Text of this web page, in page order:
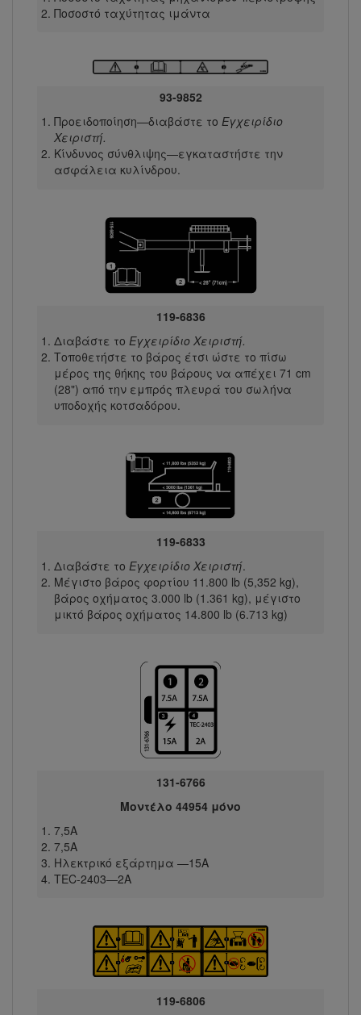
Ποσοστό ταχύτητας ιμάντα
93-9852
Προειδοποίηση—διαβάστε το Εγχειρίδιο
Χειριστή.
Κίνδυνος σύνθλιψης—εγκαταστήστε την
ασφάλεια κυλίνδρου.
119-6836
Διαβάστε το Εγχειρίδιο Χειριστή.
Τοποθετήστε το βάρος έτσι ώστε το πίσω
μέρος της θήκης του βάρους να απέχει 71 cm
(28") από την εμπρός πλευρά του σωλήνα
υποδοχής κοτσαδόρου.
119-6833
Διαβάστε το Εγχειρίδιο Χειριστή.
Μέγιστο βάρος φορτίου 11.800 lb (5,352 kg),
βάρος οχήματος 3.000 lb (1.361 kg), μέγιστο
μικτό βάρος οχήματος 14.800 lb (6.713 kg)
131-6766
Μοντέλο 44954 μόνο
7,5A
7,5A
Ηλεκτρικό εξάρτημα —15A
TEC-2403—2A
119-6806